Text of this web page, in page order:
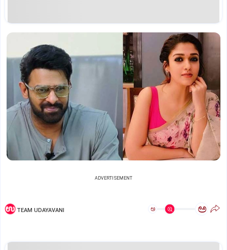
ADVERTISEMENT
TEAM UDAYAVANI ಅ ಅ